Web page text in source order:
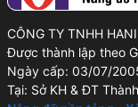
CÔNG TY TNHH
Được thành lập theo
Ngày cấp: 03/07/
Tại: Sở KH & ĐT